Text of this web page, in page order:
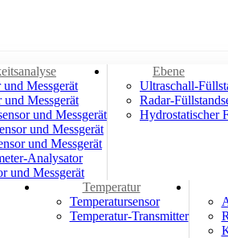
Messgerät
und Messgerät
und Messgerät
und Messgerät
und Messgerät
Analysator
und Messgerät
Ebene
Ultraschall-
Radar-
Hydrostatischer
Temperatur
Temperatursensor
Temperatur-Transmitter